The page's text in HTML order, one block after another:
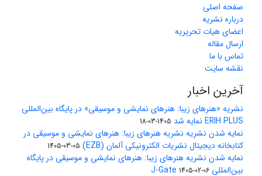
صفحه اصلی
درباره نشریه
اعضای هیات تحریریه
ارسال مقاله
تماس با ما
نقشه سایت
آخرین اخبار
نشریه «هنرهای زیبا: هنرهای نمایشی و موسیقی» در پایگاه بین‌المللی
ERIH PLUS نمایه شد
1405-03-18
نمایه شدن نشریه نشریه هنرهای زیبا: هنرهای نمایشی و موسیقی در
کتابخانه دیجیتال نشریات الکترونیکی آلمان (EZB)
1405-03-05
نمایه شدن نشریه هنرهای زیبا: هنرهای نمایشی و موسیقی در پایگاه
بین‌المللی J-Gate 1405-02-06